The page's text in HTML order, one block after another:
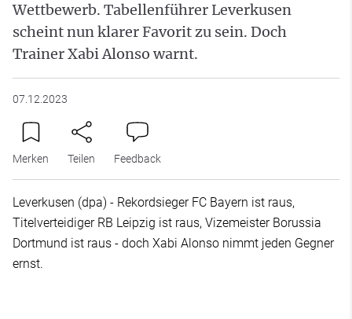
Wettbewerb. Tabellenführer Leverkusen
scheint nun klarer Favorit zu sein. Doch
Trainer Xabi Alonso warnt.
07.12.2023
Merken Teilen Feedback
Leverkusen (dpa) - Rekordsieger FC Bayern ist raus,
Titelverteidiger RB Leipzig ist raus, Vizemeister Borussia
Dortmund ist raus - doch Xabi Alonso nimmt jeden Gegner
ernst.